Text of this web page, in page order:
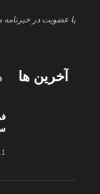
با عضویت در خبرنامه
آخرین ها
11